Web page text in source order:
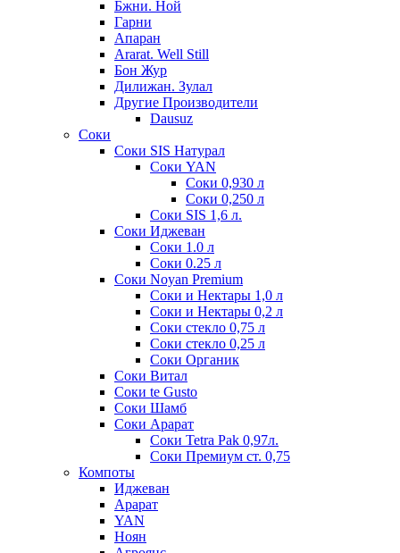
Бжни. Ной
Гарни
Апаран
Ararat. Well Still
Бон Жур
Дилижан. Зулал
Другие Производители
Dausuz
Соки
Соки SIS Натурал
Соки YAN
Соки 0,930 л
Соки 0,250 л
Соки SIS 1,6 л.
Соки Иджеван
Соки 1.0 л
Соки 0.25 л
Соки Noyan Premium
Соки и Нектары 1,0 л
Соки и Нектары 0,2 л
Соки стекло 0,75 л
Соки стекло 0,25 л
Соки Органик
Соки Витал
Соки te Gusto
Соки Шамб
Соки Арарат
Соки Tetra Pak 0,97л.
Соки Премиум ст. 0,75
Компоты
Иджеван
Арарат
YAN
Ноян